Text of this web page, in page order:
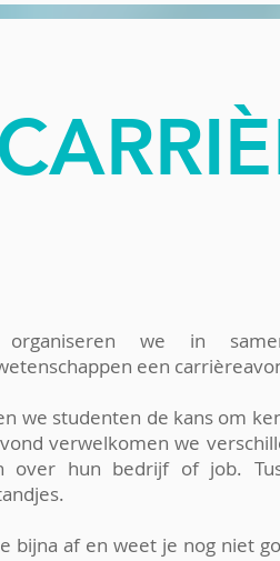
organiseren we in
een
we studenten de kans om
verwelkomen we
over hun bedrijf of job.
bijna af en weet je nog niet